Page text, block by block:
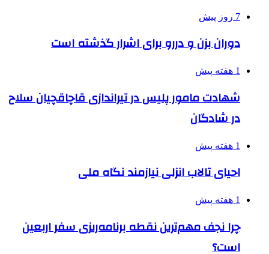
7 روز پیش
دوران بزن و دررو برای اشرار گذشته است
1 هفته پیش
شهادت مامور پلیس در تیراندازی قاچاقچیان سلاح
در شادگان
1 هفته پیش
احیای تالاب انزلی نیازمند نگاه ملی
1 هفته پیش
چرا نجف مهم‌ترین نقطه برنامه‌ریزی سفر اربعین
است؟